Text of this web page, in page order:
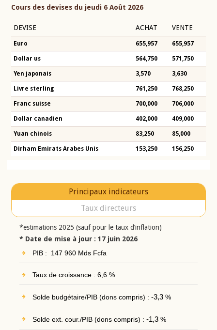
Cours des devises du jeudi 6 Août 2026
DEVISE ACHAT VENTE
Euro 655,957 655,957
Dollar us 564,750 571,750
Yen japonais 3,570 3,630
Livre sterling 761,250 768,250
Franc suisse 700,000 706,000
Dollar canadien 402,000 409,000
Yuan chinois 83,250 85,000
Dirham Emirats Arabes Unis 153,250 156,250
Principaux indicateurs
Taux directeurs
*estimations 2025 (sauf pour le taux d’inflation)
* Date de mise à jour : 17 juin 2026
PIB : 147 960 Mds Fcfa
Taux de croissance : 6,6 %
Solde budgétaire/PIB (dons compris) : -3,3%
Solde ext. cour./PIB (dons compris) : -1,3%